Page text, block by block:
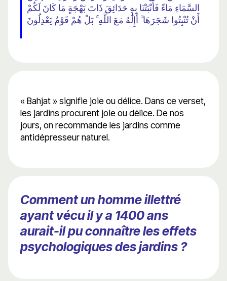
السَّمَاءِ مَاءً فَأَنْبَتْنَا بِهِ حَدَائِقَ ذَاتَ بَهْجَةٍ مَا كَانَ لَكُمْ
أَنْ تُنْبِتُوا شَجَرَهَا ۗ أَإِلَٰهٌ مَعَ اللَّهِ ۚ بَلْ هُمْ قَوْمٌ يَعْدِلُونَ
« Bahjat » signifie joie ou délice. Dans ce verset,
les jardins procurent joie ou délice. De nos
jours, on recommande les jardins comme
antidépresseur naturel.
Comment un homme illettré
ayant vécu il y a 1400 ans
aurait-il pu connaître les effets
psychologiques des jardins ?